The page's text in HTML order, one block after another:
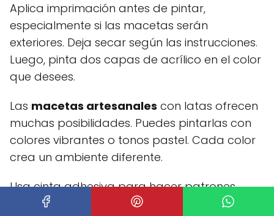
Aplica imprimación antes de pintar,
especialmente si las macetas serán
exteriores. Deja secar según las instrucciones.
Luego, pinta dos capas de acrílico en el color
que desees.
Las macetas artesanales con latas ofrecen
muchas posibilidades. Puedes pintarlas con
colores vibrantes o tonos pastel. Cada color
crea un ambiente diferente.
Usa cinta adhesiva para hacer patrones
geométricos. Pinta sobre la cinta y retírala